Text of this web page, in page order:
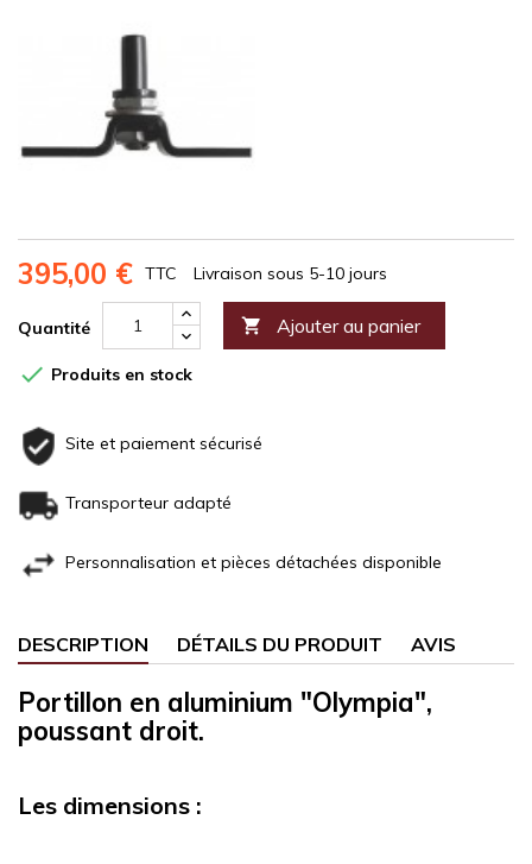
395,00 € TTC Livraison sous 5-10 jours
Quantité  Ajouter au panier
 Produits en stock
Site et paiement sécurisé
Transporteur adapté
Personnalisation et pièces détachées disponible
DESCRIPTION DÉTAILS DU PRODUIT AVIS
Portillon en aluminium "Olympia",
poussant droit.
Les dimensions :